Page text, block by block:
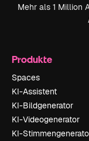
Mehr als 1 Million
Produkte
Spaces
KI-Assistent
KI-Bildgenerator
KI-Videogenerator
KI-